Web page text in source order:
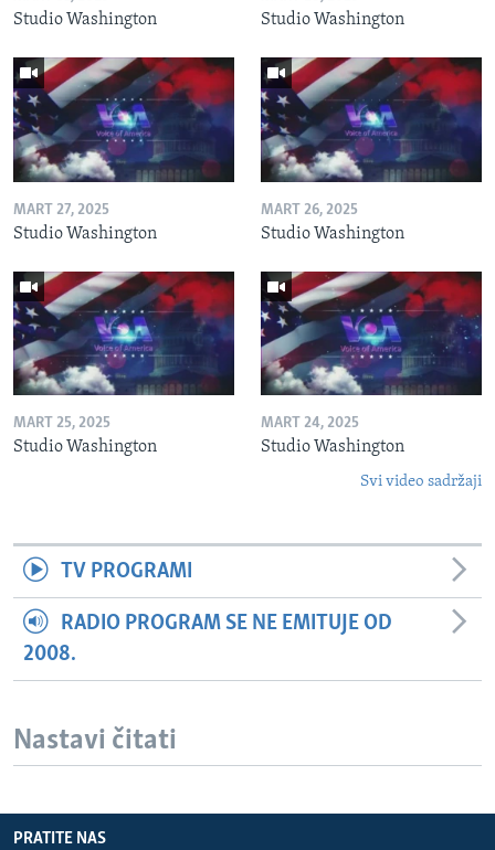
Studio Washington Studio Washington
MART 27, 2025
Studio Washington
MART 26, 2025
Studio Washington
MART 25, 2025
Studio Washington
MART 24, 2025
Studio Washington
Svi video sadržaji
TV PROGRAMI
RADIO PROGRAM SE NE EMITUJE OD
2008.
Nastavi čitati
PRATITE NAS